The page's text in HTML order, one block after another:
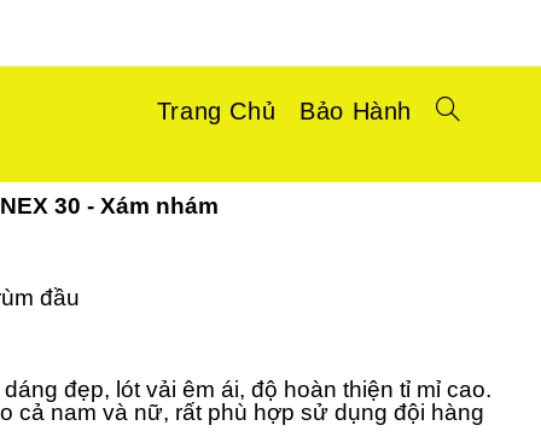
Trang Chủ Bảo Hành
30 - Xám nhám
đầu
đẹp, lót vải êm ái, độ hoàn thiện tỉ mỉ cao.
cả nam và nữ, rất phù hợp sử dụng đội hàng